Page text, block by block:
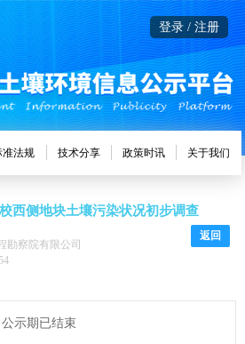
登录 / 注册
准法规 技术分享 政策时讯 关于我们
西侧地块土壤污染状况初步调查
返回
勘察院有限公司
示期已结束